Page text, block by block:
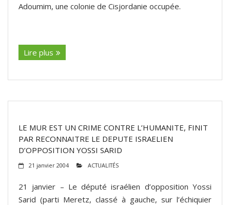
Adoumim, une colonie de Cisjordanie occupée.
Lire plus
LE MUR EST UN CRIME CONTRE L’HUMANITE, FINIT
PAR RECONNAITRE LE DEPUTE ISRAELIEN
D’OPPOSITION YOSSI SARID
21 janvier 2004 ACTUALITÉS
21 janvier – Le député israélien d’opposition Yossi
Sarid (parti Meretz, classé à gauche, sur l’échiquier